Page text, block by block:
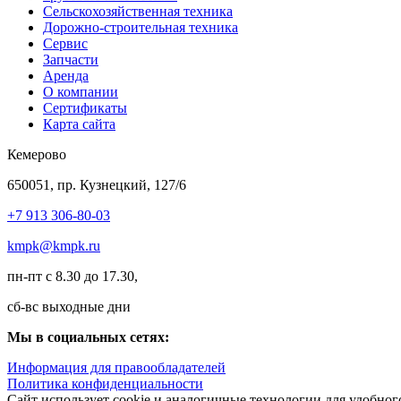
Сельскохозяйственная техника
Дорожно-строительная техника
Сервис
Запчасти
Аренда
О компании
Сертификаты
Карта сайта
Кемерово
650051, пр. Кузнецкий, 127/6
+7 913 306-80-03
kmpk@kmpk.ru
пн-пт с 8.30 до 17.30,
сб-вс выходные дни
Мы в социальных сетях:
Информация для правообладателей
Политика конфиденциальности